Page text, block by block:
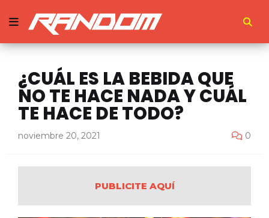
¿CUÁL ES LA BEBIDA QUE
NO TE HACE NADA Y CUÁL
TE HACE DE TODO?
noviembre 20, 2021 0
PUBLICITE AQUÍ